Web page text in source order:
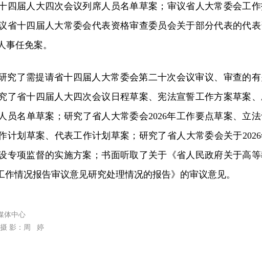
四届人大四次会议列席人员名单草案；审议省人大常委会工
省十四届人大常委会代表资格审查委员会关于部分代表的代
事任免案。
究了需提请省十四届人大常委会第二十次会议审议、审查的
了省十四届人大四次会议日程草案、宪法宣誓工作方案草案
员名单草案；研究了省人大常委会2026年工作要点草案、立
计划草案、代表工作计划草案；研究了省人大常委会关于
专项监督的实施方案；书面听取了关于《省人民政府关于高
作情况报告审议意见研究处理情况的报告》的审议意见。
体中心
影：周 婷